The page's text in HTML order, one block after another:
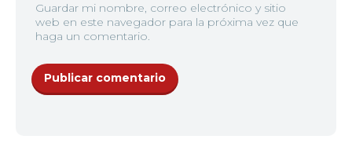
Guardar mi nombre, correo electrónico y sitio
web en este navegador para la próxima vez que
haga un comentario.